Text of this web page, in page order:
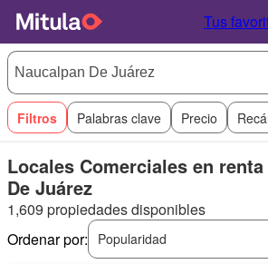
Tus
Filtros Palabras clave Precio
Locales Comerciales en
De Juárez
1,609 propiedades disponibles
Ordenar por:
Popularidad